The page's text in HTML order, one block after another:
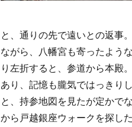
と、通りの先で遠いとの返事
ながら、八幡宮も寄ったよう
り左折すると、参道から本殿
あり、記憶も朧気ではっきり
と、持参地図を見たが定かで
から戸越銀座ウォークを探し